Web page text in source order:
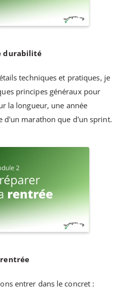
durabilité
techniques et pratiques, je
principes généraux pour
la longueur, une année
d'un marathon que d'un sprint.
rentrée
entrer dans le concret :